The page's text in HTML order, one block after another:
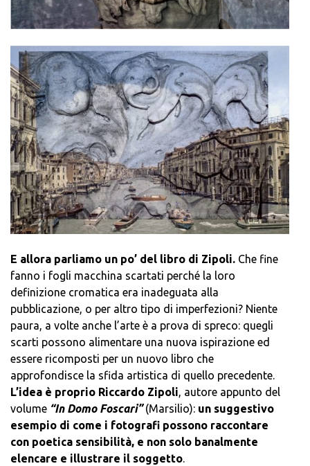
E allora parliamo un po’ del libro di Zipoli. Che fine
fanno i fogli macchina scartati perché la loro
definizione cromatica era inadeguata alla
pubblicazione, o per altro tipo di imperfezioni? Niente
paura, a volte anche l’arte è a prova di spreco: quegli
scarti possono alimentare una nuova ispirazione ed
essere ricomposti per un nuovo libro che
approfondisce la sfida artistica di quello precedente.
L’idea è proprio Riccardo Zipoli, autore appunto del
volume “In Domo Foscari” (Marsilio): un suggestivo
esempio di come i fotografi possono raccontare
con poetica sensibilità, e non solo banalmente
elencare e illustrare il soggetto.